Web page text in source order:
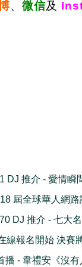
、 微信及
DJ 推介 - 愛情瞬
屆全球華人網
DJ 推介 - 七大
線報名開始 決賽
播 - 韋禮安《沒有